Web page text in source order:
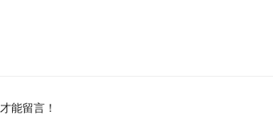
才能留言！